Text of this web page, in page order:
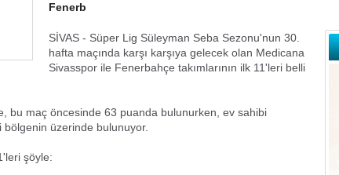
Fenerb
SİVAS - Süper Lig Süleyman Seba Sezonu'nun 30.
hafta maçında karşı karşıya gelecek olan Medicana
Sivasspor ile Fenerbahçe takımlarının ilk 11'leri belli
bu maç öncesinde 63 puanda bulunurken, ev sahibi
üzerinde bulunuyor.
şöyle: